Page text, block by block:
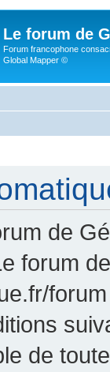
Le forum de
Forum francophone
Global Mapper ©
de
forum
de